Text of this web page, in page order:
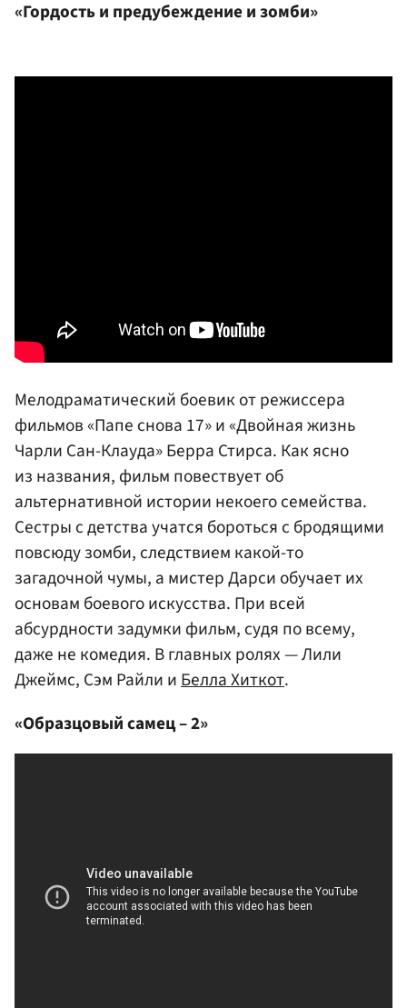
«Гордость и предубеждение и зомби»
Мелодраматический боевик от режиссера
фильмов «Папе снова 17» и «Двойная жизнь
Чарли Сан-Клауда» Берра Стирса. Как ясно
из названия, фильм повествует об
альтернативной истории некоего семейства.
Сестры с детства учатся бороться с бродящими
повсюду зомби, следствием какой-то
загадочной чумы, а мистер Дарси обучает их
основам боевого искусства. При всей
абсурдности задумки фильм, судя по всему,
даже не комедия. В главных ролях — Лили
Джеймс, Сэм Райли иБелла Хиткот.
«Образцовый самец – 2»